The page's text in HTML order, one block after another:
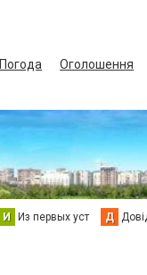
Погода Оголошення
И Из первых уст Д